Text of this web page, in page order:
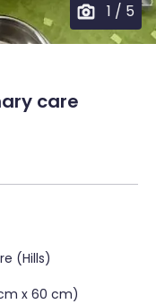
1 / 5
care
(Hills)
x 60 cm)